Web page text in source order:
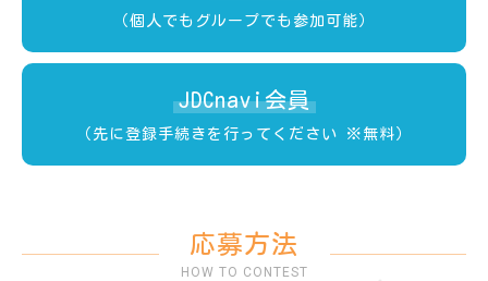
（個人でもグループでも参加可能）
JDCnavi会員
（先に登録手続きを行ってください ※無料）
応募方法
HOW TO CONTEST